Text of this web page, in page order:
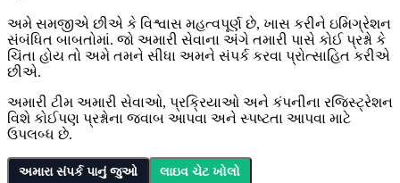
અમે સમજીએ છીએ કે વિશ્વાસ મહત્વપૂર્ણ છે, ખાસ કરીને ઇમિગ્રેશન
સંબંધિત બાબતોમાં. જો અમારી સેવાના અંગે તમારી પાસે કોઈ પ્રશ્નો કે
ચિંતા હોય તો અમે તમને સીધા અમને સંપર્ક કરવા પ્રોત્સાહિત કરીએ
છીએ.
અમારી ટીમ અમારી સેવાઓ, પ્રક્રિયાઓ અને કંપનીના રજિસ્ટ્રેશન
વિશે કોઈપણ પ્રશ્નોના જવાબ આપવા અને સ્પષ્ટતા આપવા માટે
ઉપલબ્ધ છે.
અમારા સંપર્ક પાનું જુઓ લાઇવ ચેટ ખોલો